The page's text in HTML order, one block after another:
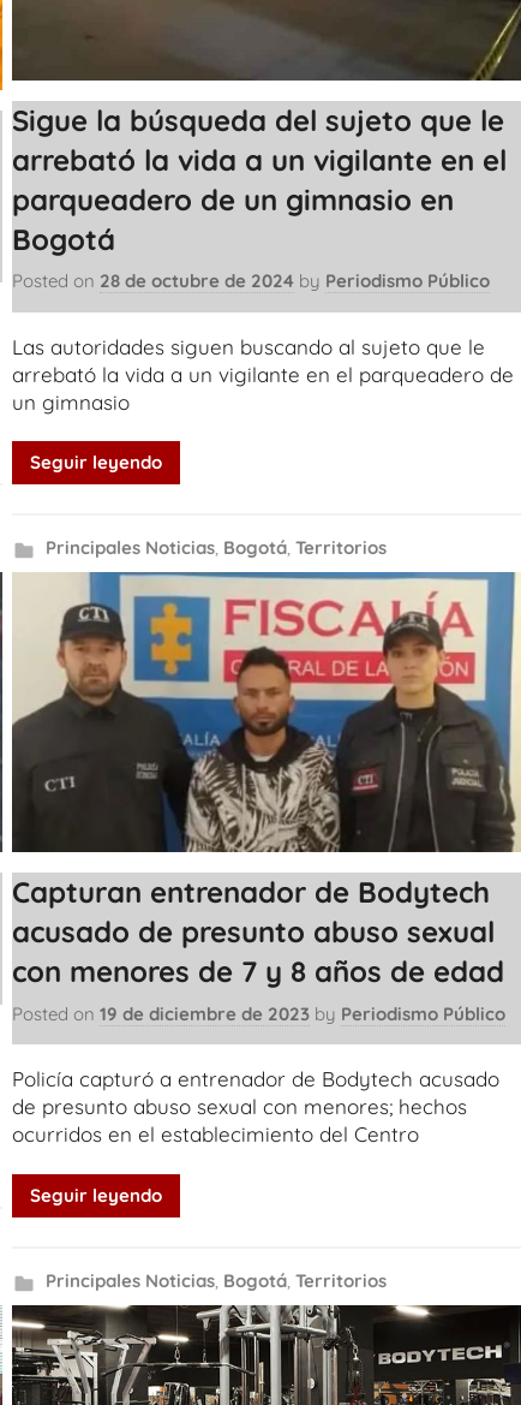
Sigue la búsqueda del sujeto que le
arrebató la vida a un vigilante en el
parqueadero de un gimnasio en
Bogotá
Posted on 28 de octubre de 2024 by Periodismo Público
Las autoridades siguen buscando al sujeto que le
arrebató la vida a un vigilante en el parqueadero de
un gimnasio
Seguir leyendo
Principales Noticias, Bogotá, Territorios
Capturan entrenador de Bodytech
acusado de presunto abuso sexual
con menores de 7 y 8 años de edad
Posted on19 de diciembre de 2023 by Periodismo Público
Policía capturó a entrenador de Bodytech acusado
de presunto abuso sexual con menores; hechos
ocurridos en el establecimiento del Centro
Seguir leyendo
Principales Noticias, Bogotá, Territorios